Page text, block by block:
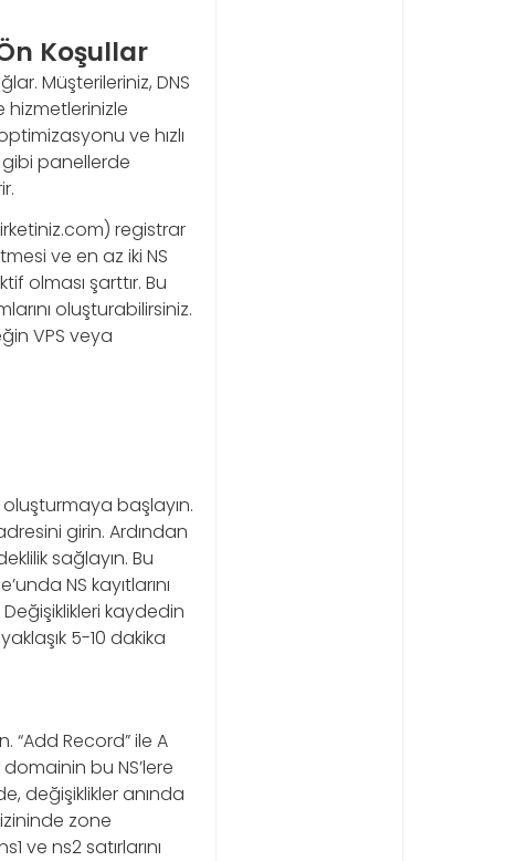
Koşullar
Müşterileriniz, DNS
hizmetlerinizle
ve hızlı
gibi panellerde
registrar
ve en az iki NS
olması şarttır. Bu
oluşturabilirsiniz.
VPS veya
oluşturmaya başlayın.
girin. Ardından
sağlayın. Bu
NS kayıtlarını
kaydedin
5-10 dakika
“Add Record” ile A
domainin bu NS’lere
değişiklikler anında
zone
ve ns2 satırlarını